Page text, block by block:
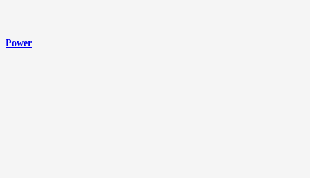
Power